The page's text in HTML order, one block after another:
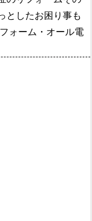
としたお困り事も
ォーム・オール電